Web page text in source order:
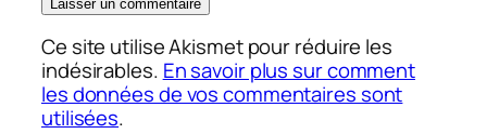
Ce site utilise Akismet pour réduire les
indésirables. En savoir plus sur comment
les données de vos commentaires sont
utilisées.